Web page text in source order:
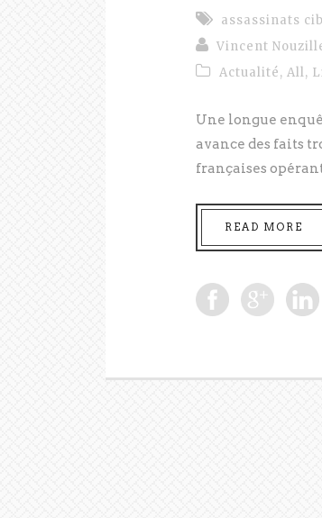
assassinats
Vincent
Actualité, All,
Une longue
avance des faits
françaises
READ MORE